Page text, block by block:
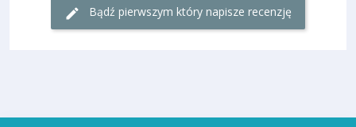
Bądź pierwszym który napisze recenzję